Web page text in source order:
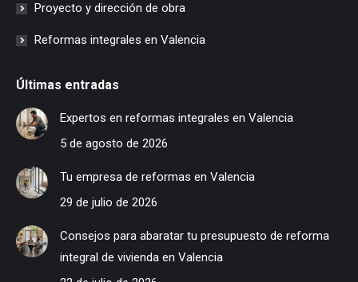
Proyecto y dirección de obra
Reformas integrales en Valencia
Últimas entradas
Expertos en reformas integrales en Valencia
5 de agosto de 2026
Tu empresa de reformas en Valencia
29 de julio de 2026
Consejos para abaratar tu presupuesto de reforma
integral de vivienda en Valencia